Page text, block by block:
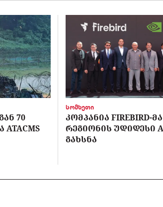
70
სომხეთი
ᲙᲝᲛᲞᲐᲜᲘᲐ FIREBIRD-
ᲠᲔᲒᲘᲝᲜᲘᲡ ᲣᲓᲘᲓᲔᲡᲘ
ᲒᲐᲮᲡᲜᲐ